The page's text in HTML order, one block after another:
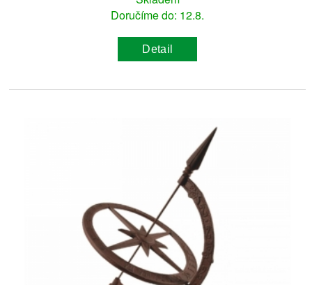
Doručíme do: 12.8.
Detail